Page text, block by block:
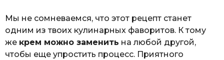
Мы не сомневаемся, что этот рецепт станет
одним из твоих кулинарных фаворитов. К тому
же крем можно заменить на любой другой,
чтобы еще упростить процесс. Приятного